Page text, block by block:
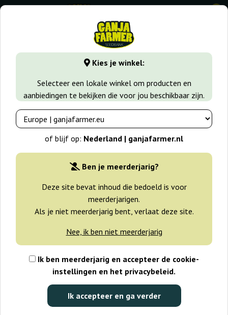
Kies je winkel:
Selecteer een lokale winkel om producten en
aanbiedingen te bekijken die voor jou beschikbaar zijn.
of blijf op: Nederland | ganjafarmer.nl
Ben je meerderjarig?
Deze site bevat inhoud die bedoeld is voor
meerderjarigen.
Als je niet meerderjarig bent, verlaat deze site.
Nee, ik ben niet meerderjarig
Ik ben meerderjarig en accepteer de cookie-
instellingen en het privacybeleid.
Ik accepteer en ga verder
0
GanjaFarmer.nl Seedbanks Sweet Seeds Black Jack
Seeds
-25%